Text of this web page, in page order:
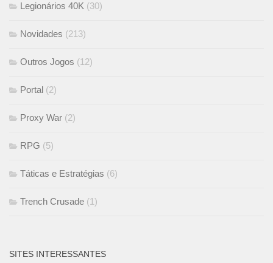
Legionários 40K (30)
Novidades (213)
Outros Jogos (12)
Portal (2)
Proxy War (2)
RPG (5)
Táticas e Estratégias (6)
Trench Crusade (1)
SITES INTERESSANTES